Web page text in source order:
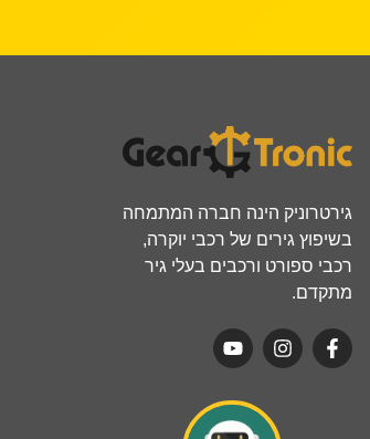
גירטרוניק הינה חברה המתמחה
בשיפוץ גירים של רכבי יוקרה,
רכבי ספורט ורכבים בעלי גיר
מתקדם.